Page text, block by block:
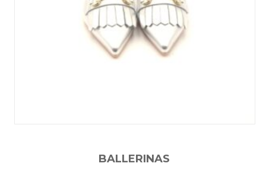
BALLERINAS